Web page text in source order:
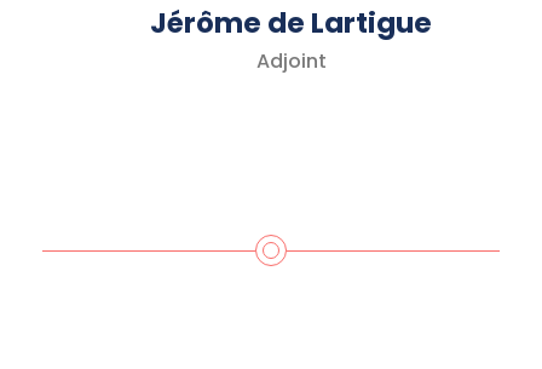
Jérôme de Lartigue
Adjoint